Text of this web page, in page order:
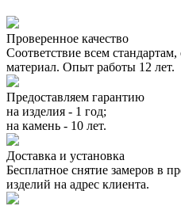
Проверенное качество
Соответствие всем
материал. Опыт работы 12 лет.
Предоставляем гарантию
на изделия - 1 год;
на камень - 10 лет.
Доставка и установка
Бесплатное снятие замеров в
изделий на адрес клиента.